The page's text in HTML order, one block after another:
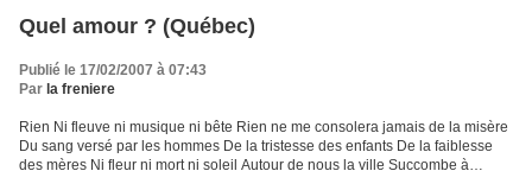
Quel amour ? (Québec)
Publié le 17/02/2007 à 07:43
Par la freniere
Rien Ni fleuve ni musique ni bête Rien ne me consolera jamais de la misère
Du sang versé par les hommes De la tristesse des enfants De la faiblesse
des mères Ni fleur ni mort ni soleil Autour de nous la ville Succombe à